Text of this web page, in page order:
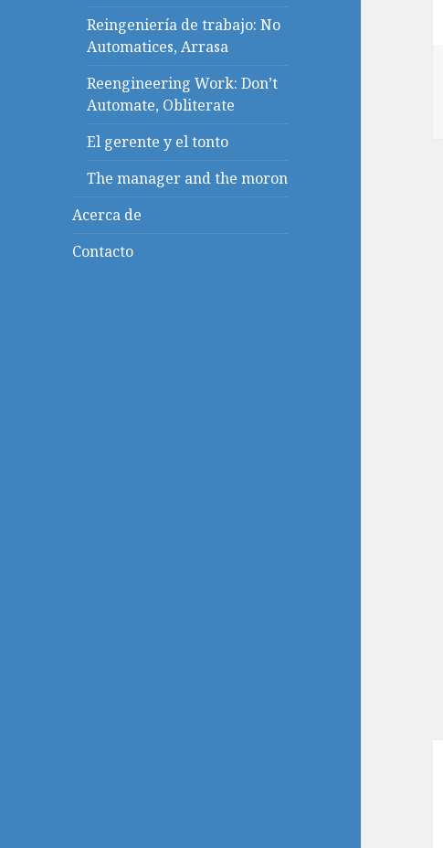
Reingeniería de trabajo: No
Automatices, Arrasa
Reengineering Work: Don’t
Automate, Obliterate
El gerente y el tonto
The manager and the moron
Acerca de
Contacto